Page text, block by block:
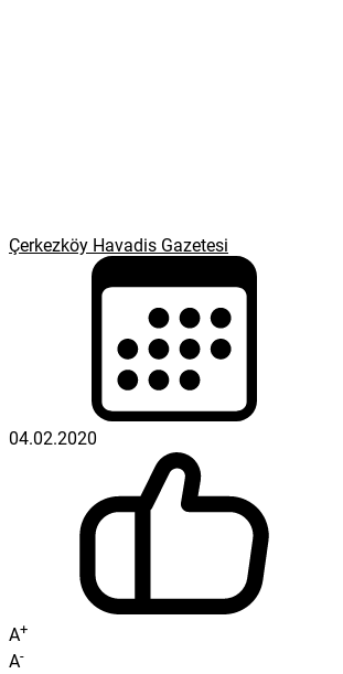
Çerkezköy Havadis Gazetesi
04.02.2020
A+
A-